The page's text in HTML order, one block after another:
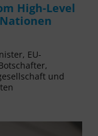
High-Level
EU-
und